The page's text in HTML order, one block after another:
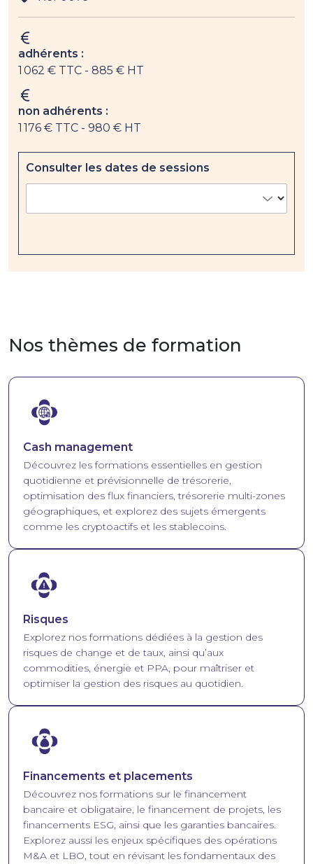
adhérents :
1 062 € TTC - 885 € HT
non adhérents :
1 176 € TTC - 980 € HT
Consulter les dates de sessions
Nos thèmes de formation
Image
Cash management
Découvrez les formations essentielles en gestion
quotidienne et prévisionnelle de trésorerie,
optimisation des flux financiers, trésorerie multi-zones
géographiques, et explorez des sujets émergents
comme les cryptoactifs et les stablecoins.
Image
Risques
Explorez nos formations dédiées à la gestion des
risques de change et de taux, ainsi qu’aux
commodities, énergie et PPA, pour maîtriser et
optimiser la gestion des risques au quotidien.
Image
Financements et placements
Découvrez nos formations sur le financement
bancaire et obligataire, le financement de projets, les
financements ESG, ainsi que les garanties bancaires.
Explorez aussi les enjeux spécifiques des opérations
M&A et LBO, tout en révisant les fondamentaux des